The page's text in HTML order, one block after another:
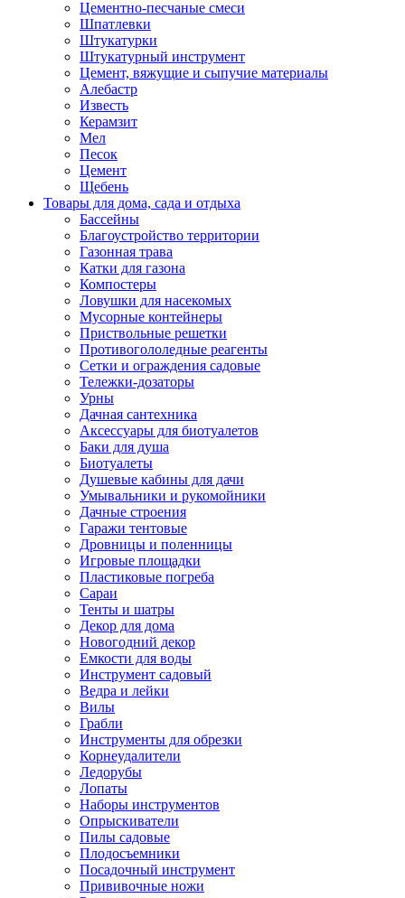
Цементно-песчаные смеси
Шпатлевки
Штукатурки
Штукатурный инструмент
Цемент, вяжущие и сыпучие материалы
Алебастр
Известь
Керамзит
Мел
Песок
Цемент
Щебень
Товары для дома, сада и отдыха
Бассейны
Благоустройство территории
Газонная трава
Катки для газона
Компостеры
Ловушки для насекомых
Мусорные контейнеры
Приствольные решетки
Противогололедные реагенты
Сетки и ограждения садовые
Тележки-дозаторы
Урны
Дачная сантехника
Аксессуары для биотуалетов
Баки для душа
Биотуалеты
Душевые кабины для дачи
Умывальники и рукомойники
Дачные строения
Гаражи тентовые
Дровницы и поленницы
Игровые площадки
Пластиковые погреба
Сараи
Тенты и шатры
Декор для дома
Новогодний декор
Емкости для воды
Инструмент садовый
Ведра и лейки
Вилы
Грабли
Инструменты для обрезки
Корнеудалители
Ледорубы
Лопаты
Наборы инструментов
Опрыскиватели
Пилы садовые
Плодосъемники
Посадочный инструмент
Прививочные ножи